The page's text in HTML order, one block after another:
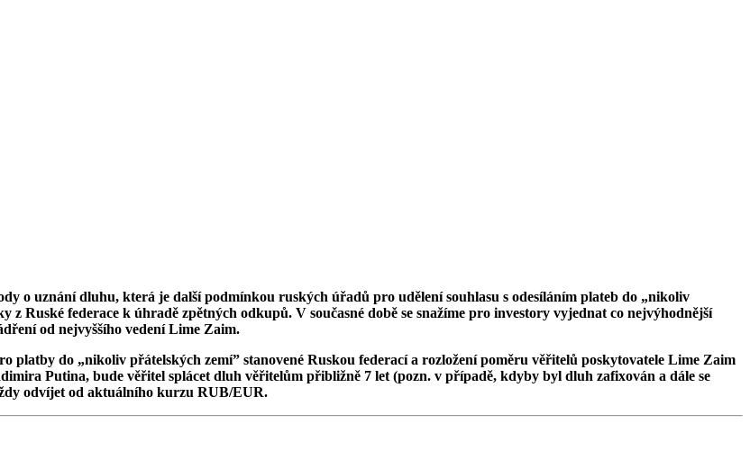
o uznání dluhu, která je další podmínkou ruských úřadů pro udělení souhlasu s odesíláním plateb do „nikoliv
Ruské federace k úhradě zpětných odkupů. V současné době se snažíme pro investory vyjednat co nejvýhodnější
od nejvyššího vedení Lime Zaim.
do „nikoliv přátelských zemí” stanovené Ruskou federací a rozložení poměru věřitelů poskytovatele Lime Zaim
Putina, bude věřitel splácet dluh věřitelům přibližně 7 let (pozn. v případě, kdyby byl dluh zafixován a dále se
odvíjet od aktuálního kurzu RUB/EUR.